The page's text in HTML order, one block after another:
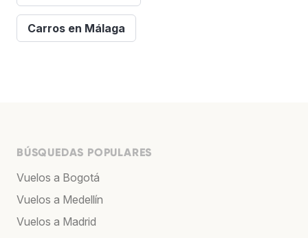
Carros en Málaga
BÚSQUEDAS POPULARES
Vuelos a Bogotá
Vuelos a Medellín
Vuelos a Madrid